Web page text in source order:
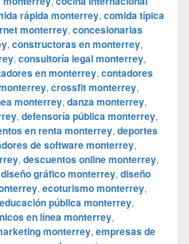
rápida monterrey, comida típica
monterrey, concesionarias
, constructoras en monterrey,
, consultoría legal monterrey,
en monterrey, contadores
, crossfit monterrey,
monterrey, danza monterrey,
, defensoría pública monterrey,
en renta monterrey, deportes
de software monterrey,
, descuentos online monterrey,
diseño gráfico monterrey, diseño
, ecoturismo monterrey,
educación pública monterrey,
en línea monterrey,
monterrey, empresas de